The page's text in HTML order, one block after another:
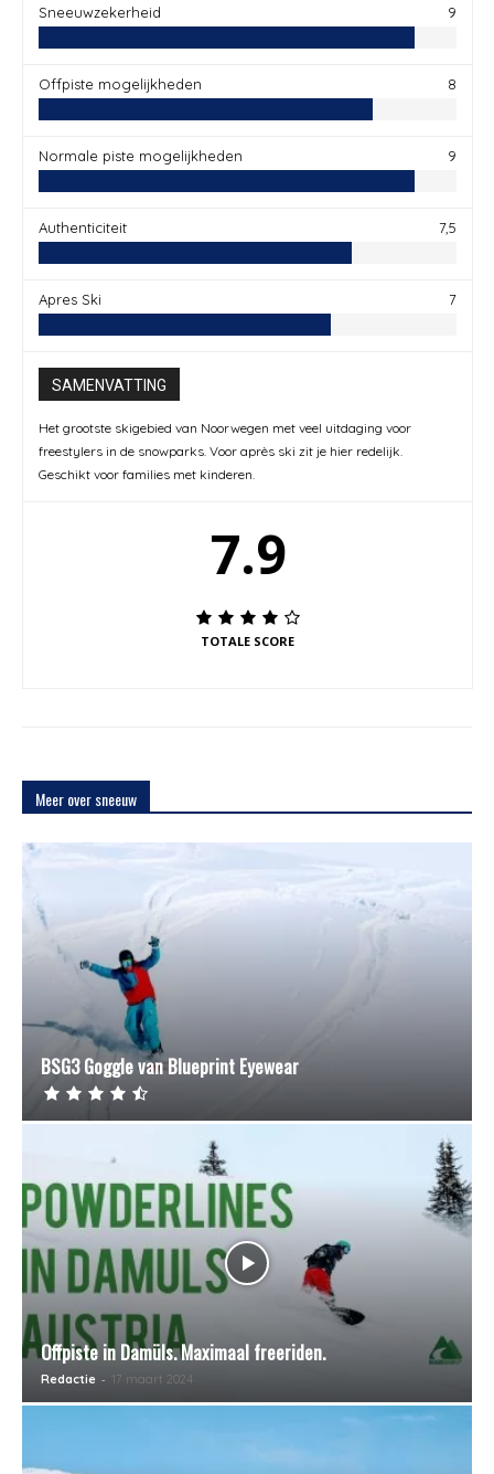
Sneeuwzekerheid 9
Offpiste mogelijkheden 8
Normale piste mogelijkheden 9
Authenticiteit 7,5
Apres Ski 7
SAMENVATTING
Het grootste skigebied van Noorwegen met veel uitdaging voor
freestylers in de snowparks. Voor après ski zit je hier redelijk.
Geschikt voor families met kinderen.
7.9
TOTALE SCORE
Meer over sneeuw
BSG3 Goggle van Blueprint Eyewear
Offpiste in Damüls. Maximaal freeriden.
Redactie - 17 maart 2024